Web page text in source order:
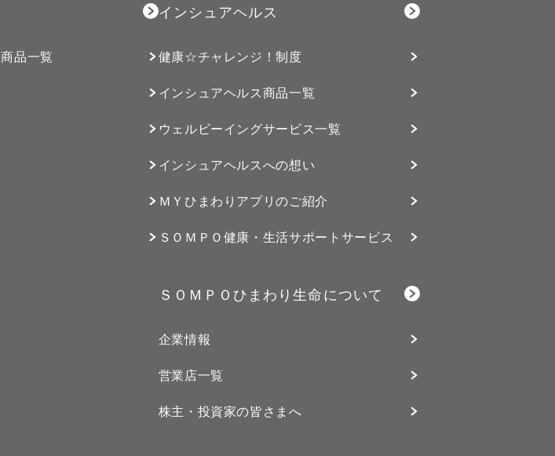
品一覧
インシュアヘルス
健康☆チャレンジ！制度
インシュアヘルス商品一覧
ウェルビーイングサービス⼀覧
インシュアヘルスへの想い
ＭＹひまわりアプリのご紹介
ＳＯＭＰＯ健康・生活サポートサービス
ＳＯＭＰＯひまわり生命について
企業情報
営業店一覧
株主・投資家の皆さまへ